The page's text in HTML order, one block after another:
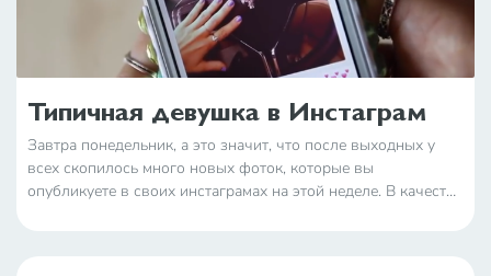
Типичная девушка в Инстаграм
Завтра понедельник, а это значит, что после выходных у
всех скопилось много новых фоток, которые вы
опубликуете в своих инстаграмах на этой неделе. В качестве